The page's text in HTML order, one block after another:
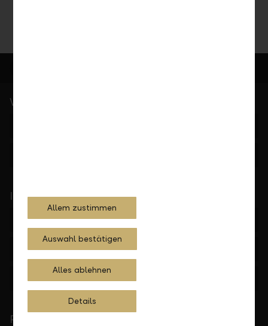
Wichtige Links
In Ihrer Nähe
Frankfurt
Düsseldorf
München
Persönlich für Sie da
Allem zustimmen
Auswahl bestätigen
Alles ablehnen
Details